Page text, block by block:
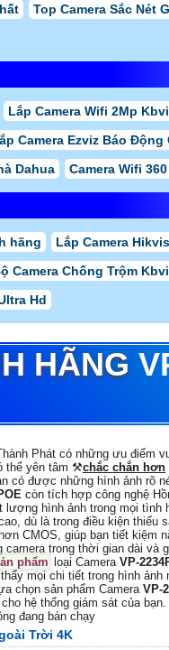
Top Camera Sắc Nét
Lắp Camera Wifi 2Mp
Camera Ezviz Báo Động
Dahua
Camera Wifi
hãng
Lắp Camera
Camera Chống Trộm
Hd
HÃNG
Phát có những ưu điểm
thể yên tâm ⚒chắc chắn hơn
có được những hình ảnh rõ
còn tích hợp công nghệ
hình ảnh trong mọi tình
dù là trong điều kiện thiếu
CMOS, giúp bạn tiết kiệm
camera trong thời gian dài và
phẩm loại Camera VP-
mọi chi tiết trong hình ảnh
chọn sản phẩm Camera VP-
hệ thống giám sát của bạn.
đang bán chạy
Trời 4K